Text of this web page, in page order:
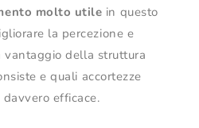
molto utile in questo
la percezione e
vantaggio della struttura
e quali accortezze
efficace.